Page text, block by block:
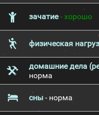
зачатие- хорошо
физическая
домашние дела
норма
сны - норма